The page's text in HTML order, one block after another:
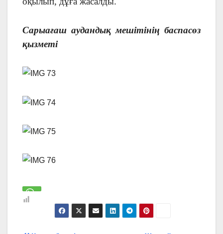
Сарыағаш аудандық мешітінің баспасөз
қызметі